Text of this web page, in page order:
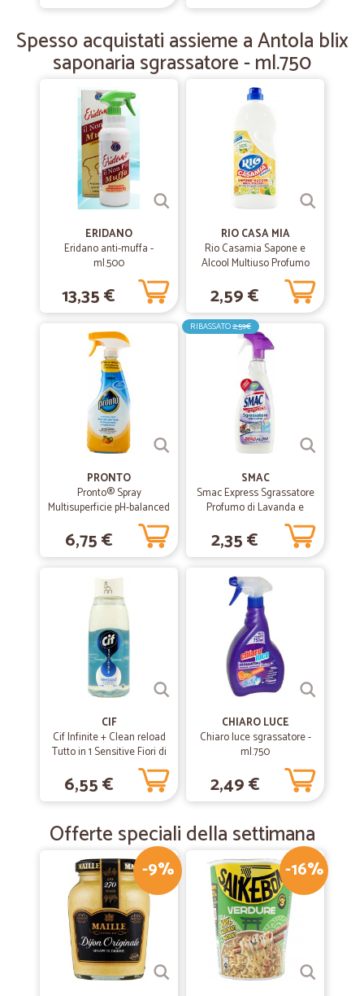
04/03/2019
Alessio L.
tutto ok come da aspettativa
tutto ok come da aspettativa
Spesso acquistati assieme a Antola blix
saponaria sgrassatore - ml.750
ERIDANO
Eridano anti-muffa -
ml.500
13,35 €
RIO CASA MIA
Rio Casamia Sapone e
Alcool Multiuso Profumo
d'Ambiente Agrumi di
Sicilia 1250 ml.
2,59 €
PRONTO
Pronto® Spray
Multisuperficie pH-balanced
6,75 €
RIBASSATO2,59€
SMAC
Smac Express Sgrassatore
Profumo di Lavanda e
Marsiglia, 650 ml
2,35 €
CIF
Cif Infinite + Clean reload
Tutto in 1 Sensitive Fiori di
Loto & Sali Minerali 590 ml
6,55 €
CHIARO LUCE
Chiaro luce sgrassatore -
ml.750
2,49 €
Offerte speciali della settimana
-9% -16%